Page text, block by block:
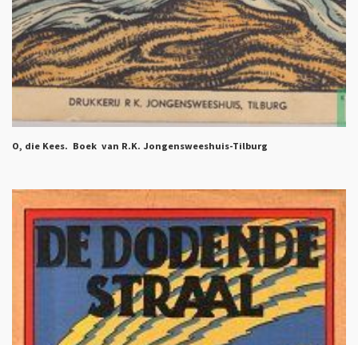
O, die Kees. Boek van R.K. Jongensweeshuis-Tilburg